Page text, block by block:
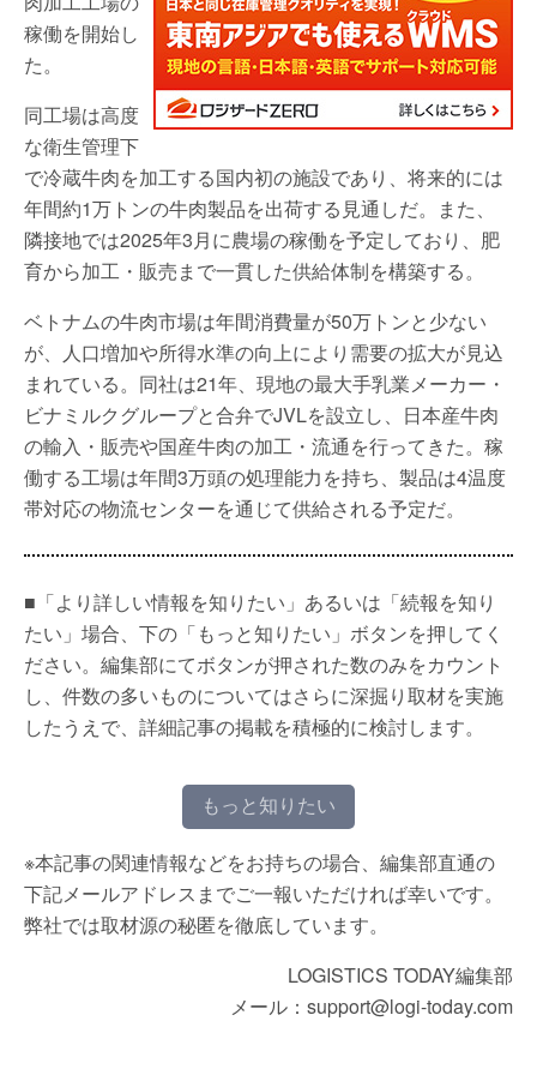
稼働を開始し
た。
同工場は高度
な衛生管理下
で冷蔵牛肉を加工する国内初の施設であり、将来的には
年間約1万トンの牛肉製品を出荷する見通しだ。また、
隣接地では2025年3月に農場の稼働を予定しており、肥
育から加工・販売まで一貫した供給体制を構築する。
ベトナムの牛肉市場は年間消費量が50万トンと少ない
が、人口増加や所得水準の向上により需要の拡大が見込
まれている。同社は21年、現地の最大手乳業メーカー・
ビナミルクグループと合弁でJVLを設立し、日本産牛肉
の輸入・販売や国産牛肉の加工・流通を行ってきた。稼
働する工場は年間3万頭の処理能力を持ち、製品は4温度
帯対応の物流センターを通じて供給される予定だ。
■「より詳しい情報を知りたい」あるいは「続報を知り
たい」場合、下の「もっと知りたい」ボタンを押してく
ださい。編集部にてボタンが押された数のみをカウント
し、件数の多いものについてはさらに深掘り取材を実施
したうえで、詳細記事の掲載を積極的に検討します。
もっと知りたい
※本記事の関連情報などをお持ちの場合、編集部直通の
下記メールアドレスまでご一報いただければ幸いです。
弊社では取材源の秘匿を徹底しています。
LOGISTICS TODAY編集部
メール：support@logi-today.com